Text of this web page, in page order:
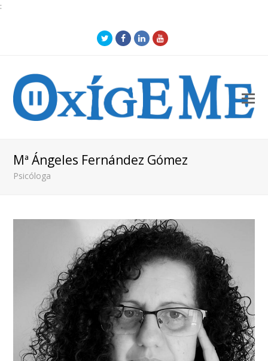
:
TwitterFacebook
LinkedInYoutube
Mª Ángeles Fernández Gómez
Psicóloga